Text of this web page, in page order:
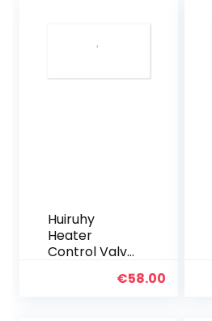
Huiruhy
Heater
Control Valve
Coolant Unit
€58.00